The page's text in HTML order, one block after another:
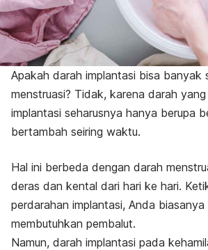
Apakah darah implantasi bisa banyak
menstruasi? Tidak, karena darah
implantasi seharusnya hanya berupa
bertambah seiring waktu.
Hal ini berbeda dengan darah
deras dan kental dari hari ke hari.
perdarahan implantasi, Anda
membutuhkan pembalut.
Namun, darah implantasi pada